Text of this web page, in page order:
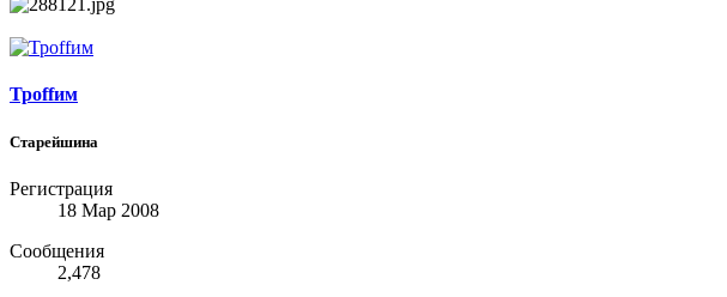
Троffим
Старейшина
Регистрация
18 Мар 2008
Сообщения
2,478